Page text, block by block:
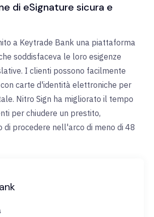
di eSignature sicura e
a Keytrade Bank una piattaforma
soddisfaceva le loro esigenze
I clienti possono facilmente
carte d'identità elettroniche per
Nitro Sign ha migliorato il tempo
per chiudere un prestito,
di procedere nell'arco di meno di 48